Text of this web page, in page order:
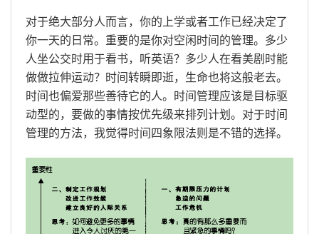
对于绝大部分人而言，你的上学或者工作已经决定了
你一天的日常。重要的是你对空闲时间的管理。多少
人坐公交时用于看书，听英语？多少人在看美剧时能
做做拉伸运动？时间转瞬即逝，生命也将这般老去。
时间也偏爱那些善待它的人。时间管理应该是目标驱
动型的，要做的事情按优先级来排列计划。对于时间
管理的方法，我觉得时间四象限法则是不错的选择。